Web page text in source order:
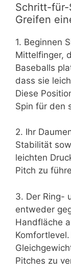
Schritt-
Greifen
1. Beginnen
Mittelfinger,
Baseballs
dass sie
Diese
Spin für den
2. Ihr
Stabilität
leichten
Pitch zu
3. Der Ring-
entweder
Handfläche
Pitches zu